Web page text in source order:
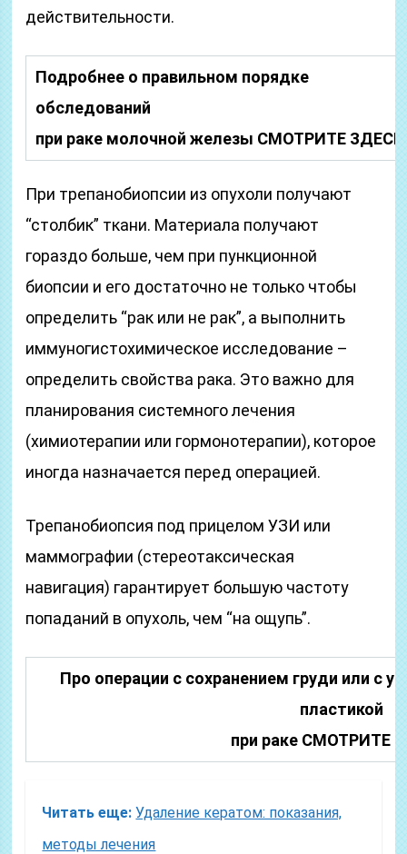
действительности.
Подробнее о правильном порядке
обследований
при раке молочной железы СМОТРИТЕ
При трепанобиопсии из опухоли получают
“столбик” ткани. Материала получают
гораздо больше, чем при пункционной
биопсии и его достаточно не только чтобы
определить “рак или не рак”, а выполнить
иммуногистохимическое исследование –
определить свойства рака. Это важно для
планирования системного лечения
(химиотерапии или гормонотерапии), которое
иногда назначается перед операцией.
Трепанобиопсия под прицелом УЗИ или
маммографии (стереотаксическая
навигация) гарантирует большую частоту
попаданий в опухоль, чем “на ощупь”.
Про операции с сохранением груди или с
пластикой
при раке СМОТРИТЕ
Читать еще: Удаление кератом: показания,
методы лечения